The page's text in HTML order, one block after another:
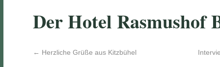
Der Hotel Rasmushof
← Herzliche Grüße aus Kitzbühel